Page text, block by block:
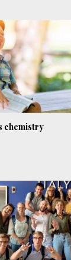
chemistry